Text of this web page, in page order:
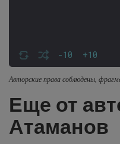
-10 +10
Авторские права соблюдены,
Еще от
Атаманов